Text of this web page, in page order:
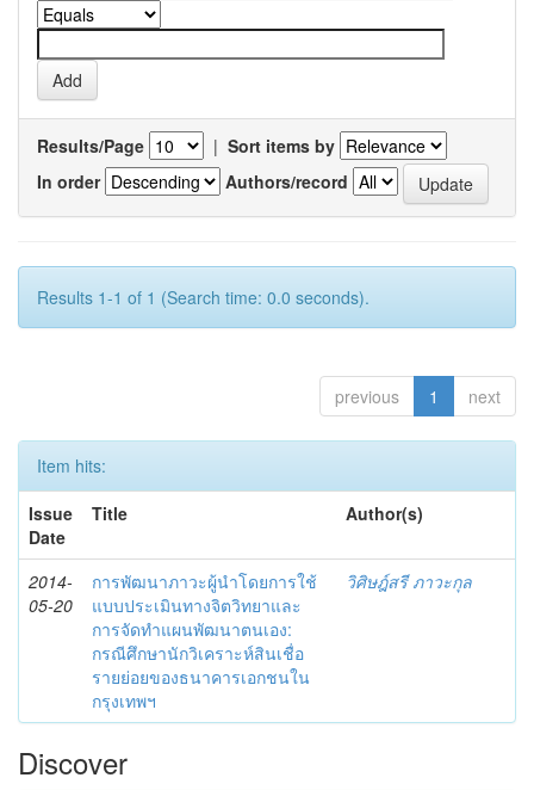
Results/Page | Sort items by
In order
Authors/record
Results 1-1 of 1 (Search time: 0.0 seconds).
previous 1 next
Item hits:
Issue
Date
Title Author(s)
2014-
05-20
การพัฒนาภาวะผู้นำโดยการใช้
แบบประเมินทางจิตวิทยาและ
การจัดทำแผนพัฒนาตนเอง:
กรณีศึกษานักวิเคราะห์สินเชื่อ
รายย่อยของธนาคารเอกชนใน
กรุงเทพฯ
วิศิษฎ์สรี ภาวะกุล
Discover